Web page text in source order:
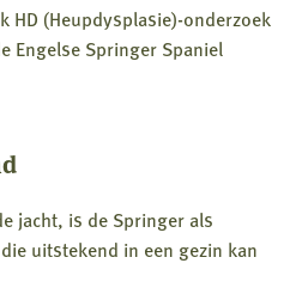
HD (Heupdysplasie)-onderzoek
Engelse Springer Spaniel
jacht, is de Springer als
uitstekend in een gezin kan